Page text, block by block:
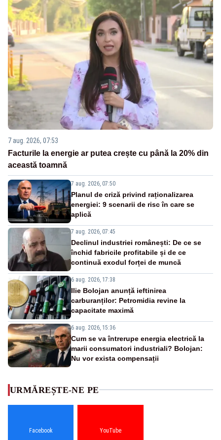
7 aug. 2026, 07:53
Facturile la energie ar putea crește cu până la 20% din
această toamnă
7 aug. 2026, 07:50
Planul de criză privind raționalizarea
energiei: 9 scenarii de risc în care se
aplică
7 aug. 2026, 07:45
Declinul industriei românești: De ce se
închid fabricile profitabile și de ce
continuă exodul forței de muncă
6 aug. 2026, 17:38
Ilie Bolojan anunță ieftinirea
carburanților: Petromidia revine la
capacitate maximă
6 aug. 2026, 15:36
Cum se va întrerupe energia electrică la
marii consumatori industriali? Bolojan:
Nu vor exista compensații
URMĂREȘTE-NE PE
Facebook YouTube